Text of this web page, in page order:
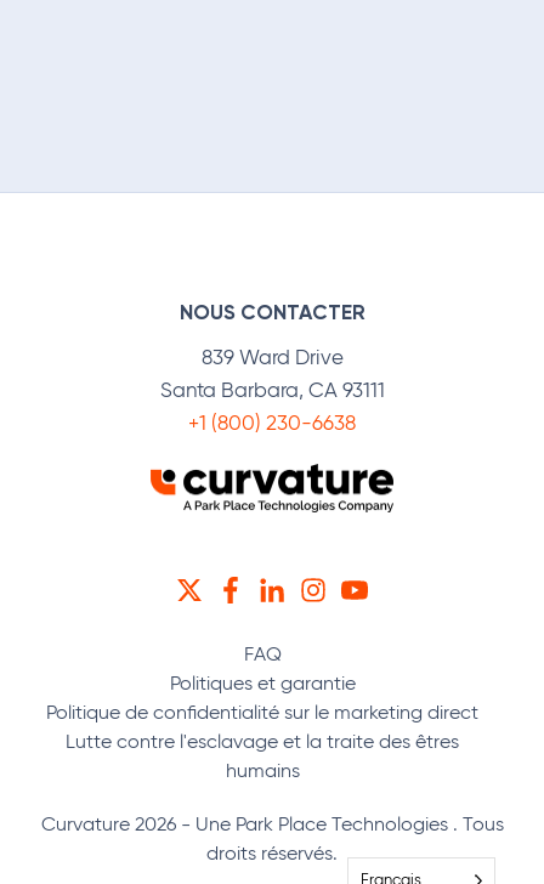
NOUS CONTACTER
839 Ward Drive
Santa Barbara, CA 93111
+1 (800) 230-6638
TWITTERFACEBOOK
LINKEDININSTAGRAM
YOUTUBE
FAQ
Politiques et garantie
Politique de confidentialité sur le marketing direct
Lutte contre l'esclavage et la traite des êtres
humains
Curvature 2026 - Une Park Place Technologies . Tous
droits réservés.
Français